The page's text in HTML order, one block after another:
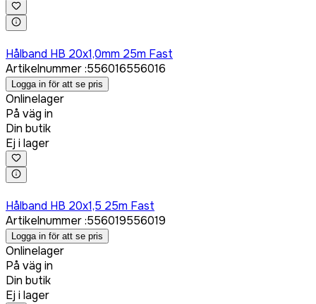
Hålband HB 20x1,0mm 25m Fast
Artikelnummer:556016556016
Logga in för att se pris
Onlinelager
På väg in
Din butik
Ej i lager
Hålband HB 20x1,5 25m Fast
Artikelnummer:556019556019
Logga in för att se pris
Onlinelager
På väg in
Din butik
Ej i lager